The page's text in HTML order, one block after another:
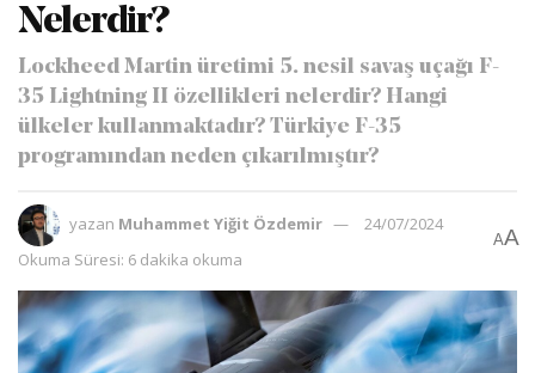
Nelerdir?
Lockheed Martin üretimi 5. nesil savaş uçağı F-
35 Lightning II özellikleri nelerdir? Hangi
ülkeler kullanmaktadır? Türkiye F-35
programından neden çıkarılmıştır?
yazan Muhammet Yiğit Özdemir
24/07/2024
Okuma Süresi: 6 dakika okuma
AA